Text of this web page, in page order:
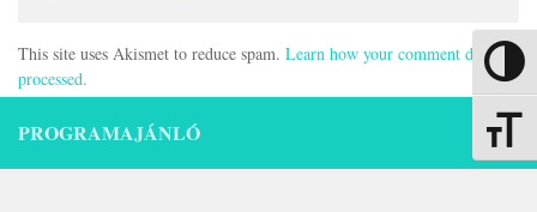
Nagy
This site uses Akismet to reduce spam. Learn how your comment data is
processed.
PROGRAMAJÁNLÓ